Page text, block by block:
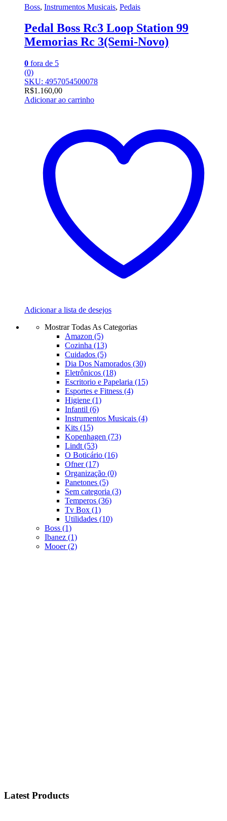
Boss, Instrumentos Musicais, Pedais
Pedal Boss Rc3 Loop Station 99
Memorias Rc 3(Semi-Novo)
0 fora de 5
(0)
SKU: 4957054500078
R$1.160,00
Adicionar ao carrinho
Adicionar a lista de desejos
Mostrar Todas As Categorias
Amazon (5)
Cozinha (13)
Cuidados (5)
Dia Dos Namorados (30)
Eletrônicos (18)
Escritorio e Papelaria (15)
Esportes e Fitness (4)
Higiene (1)
Infantil (6)
Instrumentos Musicais (4)
Kits (15)
Kopenhagen (73)
Lindt (53)
O Boticário (16)
Ofner(17)
Organização (0)
Panetones (5)
Sem categoria (3)
Temperos (36)
Tv Box (1)
Utilidades (10)
Boss (1)
Ibanez (1)
Mooer(2)
Latest Products